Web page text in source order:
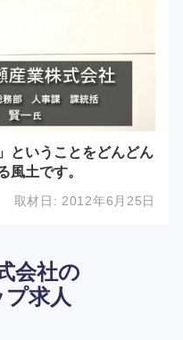
ということをどんどん
風土です。
取材日: 2012年6月25日
会社の
求人